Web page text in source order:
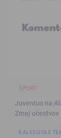
SPORT
Juventus na
Zmaj učestvov
KALESIJSKE